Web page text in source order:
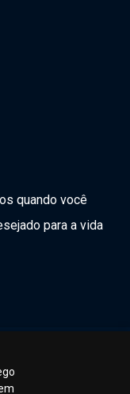
quando você
para a vida